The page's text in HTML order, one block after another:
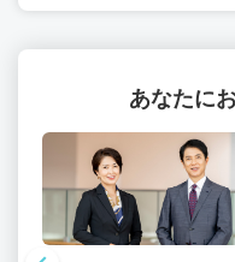
あなたに